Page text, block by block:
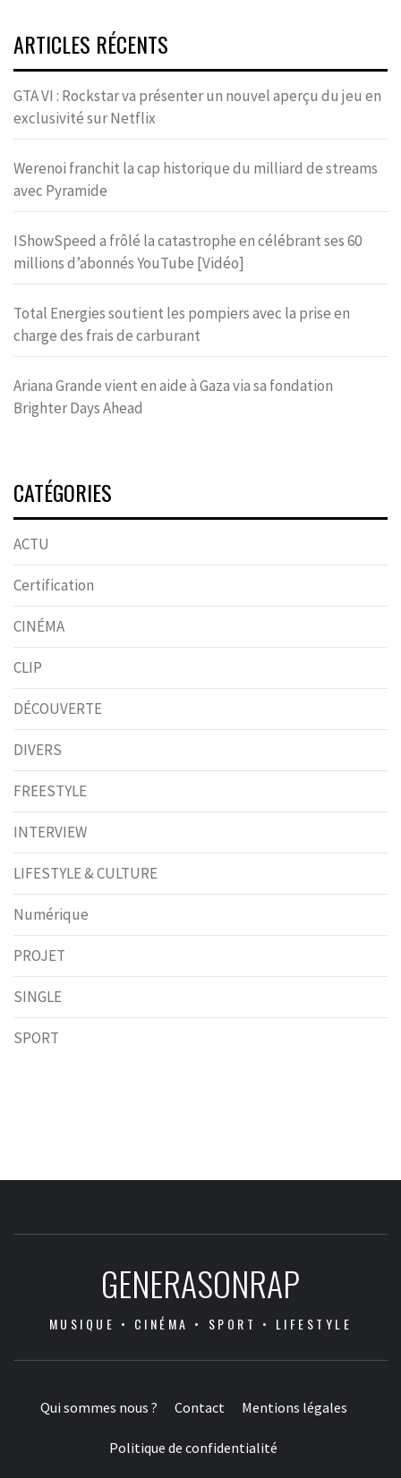
ARTICLES RÉCENTS
GTA VI : Rockstar va présenter un nouvel aperçu du jeu en
exclusivité sur Netflix
Werenoi franchit la cap historique du milliard de streams
avec Pyramide
IShowSpeed a frôlé la catastrophe en célébrant ses 60
millions d’abonnés YouTube [Vidéo]
Total Energies soutient les pompiers avec la prise en
charge des frais de carburant
Ariana Grande vient en aide à Gaza via sa fondation
Brighter Days Ahead
CATÉGORIES
ACTU
Certification
CINÉMA
CLIP
DÉCOUVERTE
DIVERS
FREESTYLE
INTERVIEW
LIFESTYLE & CULTURE
Numérique
PROJET
SINGLE
SPORT
GENERASONRAP
MUSIQUE • CINÉMA • SPORT • LIFESTYLE
Qui sommes nous ? Contact Mentions légales
Politique de confidentialité